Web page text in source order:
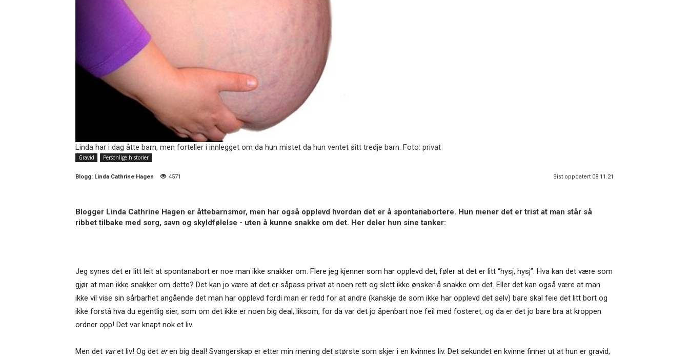
Linda har i dag åtte barn, men forteller i innlegget om da hun mistet da hun ventet sitt tredje barn. Foto: privat
Gravid Personlige historier
Blogg: Linda Cathrine Hagen 4571 Sist oppdatert 08.11.21
Blogger Linda Cathrine Hagen er åttebarnsmor, men har også opplevd hvordan det er å spontanabortere. Hun mener det er trist at man står så
ribbet tilbake med sorg, savn og skyldfølelse - uten å kunne snakke om det. Her deler hun sine tanker:
Jeg synes det er litt leit at spontanabort er noe man ikke snakker om. Flere jeg kjenner som har opplevd det, føler at det er litt “hysj, hysj”. Hva kan det være som
gjør at man ikke snakker om dette? Det kan jo være at det er såpass privat at noen rett og slett ikke ønsker å snakke om det. Eller det kan også være at man
ikke vil vise sin sårbarhet angående det man har opplevd fordi man er redd for at andre (kanskje de som ikke har opplevd det selv) bare skal feie det litt bort og
ikke forstå hva du egentlig sier, som om det ikke er noen big deal, liksom, for da var det jo åpenbart noe feil med fosteret, og da er det jo bare bra at kroppen
ordner opp! Det var knapt nok et liv.
Men det varet liv! Og det eren big deal! Svangerskap er etter min mening det største som skjer i en kvinnes liv. Det sekundet en kvinne finner ut at hun er gravid,